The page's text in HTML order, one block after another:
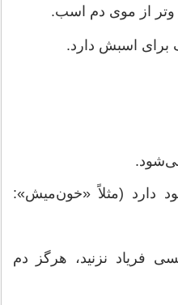
وتر از موی دم اسب.
برای اسبش دارد.
دارد (مثلاً «خون‌میش»:
نزنید، هرگز دم